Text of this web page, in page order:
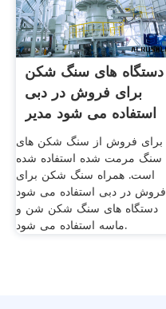
دستگاه های سنگ شکن
برای فروش در دبی
استفاده می شود مدیر
پروژه
برای فروش از سنگ شکن های
سنگ مرمت شده استفاده شده
است. همراه سنگ شکن برای
فروش در دبی استفاده می شود
دستگاه های سنگ شکن شن و
ماسه استفاده می شود.